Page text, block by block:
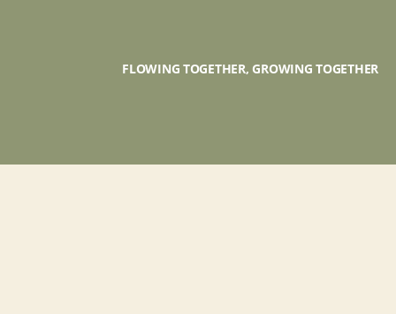
FLOWING TOGETHER, GROWING TOGETHER